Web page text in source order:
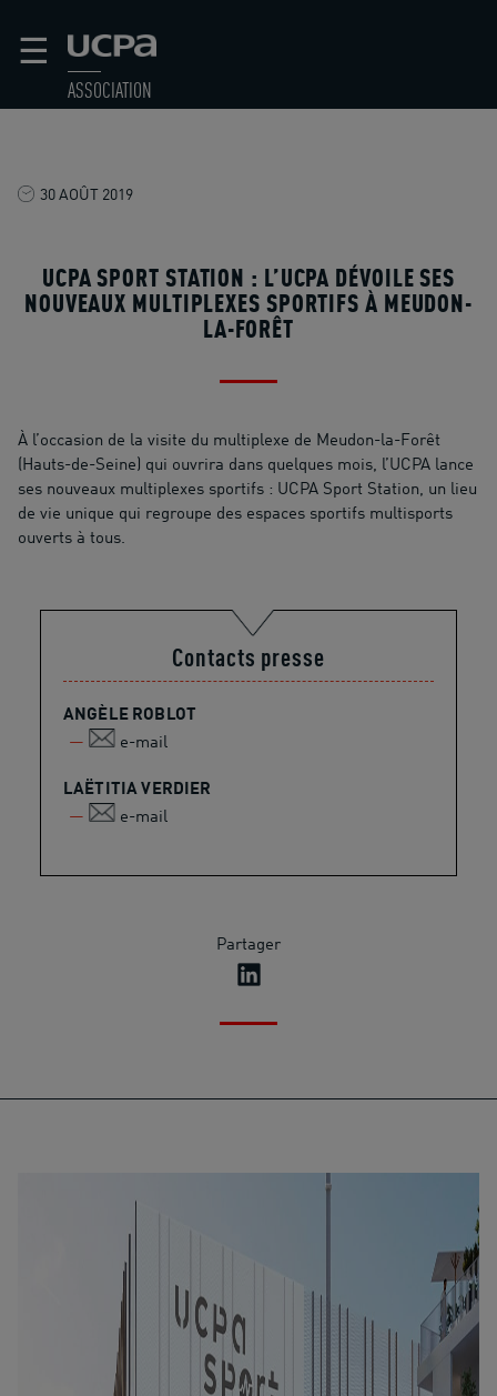
☰
ASSOCIATION
30 AOÛT 2019
UCPA SPORT STATION : L’UCPA DÉVOILE SES
NOUVEAUX MULTIPLEXES SPORTIFS À MEUDON-
LA-FORÊT
À l’occasion de la visite du multiplexe de Meudon-la-Forêt
(Hauts-de-Seine) qui ouvrira dans quelques mois, l’UCPA lance
ses nouveaux multiplexes sportifs : UCPA Sport Station, un lieu
de vie unique qui regroupe des espaces sportifs multisports
ouverts à tous.
Contacts presse
ANGÈLE ROBLOT
e-mail
LAËTITIA VERDIER
e-mail
Partager